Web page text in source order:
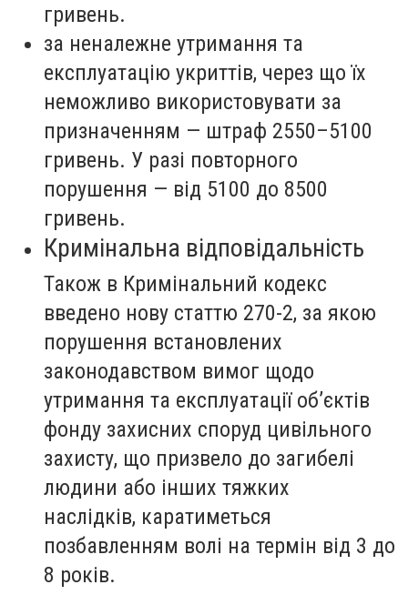
гривень.
за неналежне утримання та
експлуатацію укриттів, через що їх
неможливо використовувати за
призначенням — штраф 2550–5100
гривень. У разі повторного
порушення — від 5100 до 8500
гривень.
Кримінальна відповідальність
Також в Кримінальний кодекс
введено нову статтю 270-2, за якою
порушення встановлених
законодавством вимог щодо
утримання та експлуатації об’єктів
фонду захисних споруд цивільного
захисту, що призвело до загибелі
людини або інших тяжких
наслідків, каратиметься
позбавленням волі на термін від 3 до
8 років.